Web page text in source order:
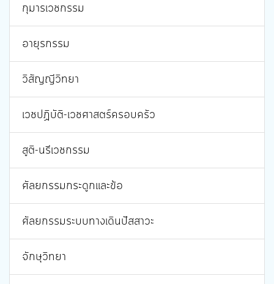
กุมารเวชกรรม
อายุรกรรม
วิสัญญีวิทยา
เวชปฏิบัติ-เวชศาสตร์ครอบครัว
สูติ-นรีเวชกรรม
ศัลยกรรมกระดูกและข้อ
ศัลยกรรมระบบทางเดินปัสสาวะ
จักษุวิทยา